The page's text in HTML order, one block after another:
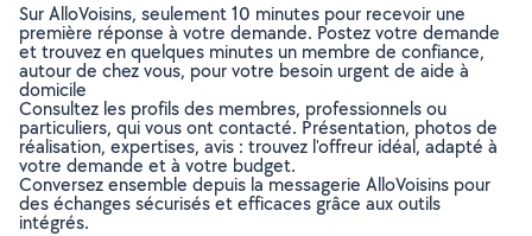
Sur AlloVoisins, seulement 10 minutes pour recevoir une
première réponse à votre demande. Postez votre demande
et trouvez en quelques minutes un membre de confiance,
autour de chez vous, pour votre besoin urgent de aide à
domicile
Consultez les profils des membres, professionnels ou
particuliers, qui vous ont contacté. Présentation, photos de
réalisation, expertises, avis : trouvez l'offreur idéal, adapté à
votre demande et à votre budget.
Conversez ensemble depuis la messagerie AlloVoisins pour
des échanges sécurisés et efficaces grâce aux outils
intégrés.